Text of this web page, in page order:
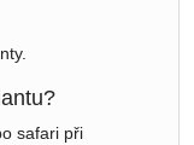
safari při